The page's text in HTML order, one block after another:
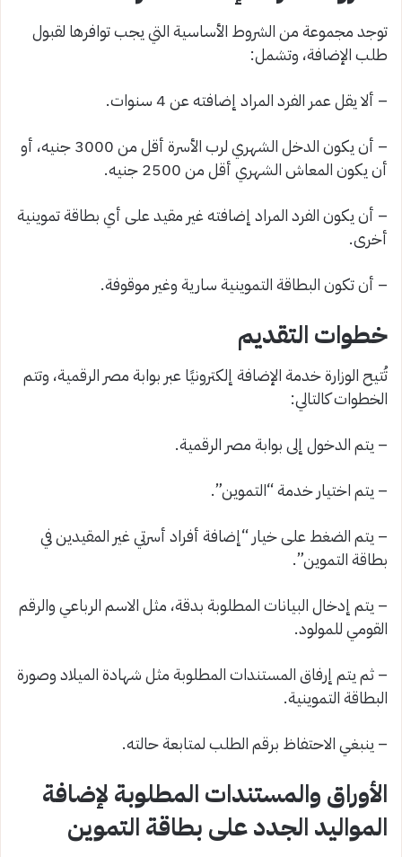
توجد مجموعة من الشروط الأساسية التي يجب توافرها لقبول
طلب الإضافة، وتشمل:
– ألا يقل عمر الفرد المراد إضافته عن 4 سنوات.
– أن يكون الدخل الشهري لرب الأسرة أقل من 3000 جنيه، أو
أن يكون المعاش الشهري أقل من 2500 جنيه.
– أن يكون الفرد المراد إضافته غير مقيد على أي بطاقة تموينية
أخرى.
– أن تكون البطاقة التموينية سارية وغير موقوفة.
خطوات التقديم
تُتيح الوزارة خدمة الإضافة إلكترونيًا عبر بوابة مصر الرقمية، وتتم
الخطوات كالتالي:
– يتم الدخول إلى بوابة مصر الرقمية.
– يتم اختيار خدمة “التموين”.
– يتم الضغط على خيار “إضافة أفراد أسرتي غير المقيدين في
بطاقة التموين”.
– يتم إدخال البيانات المطلوبة بدقة، مثل الاسم الرباعي والرقم
القومي للمولود.
– ثم يتم إرفاق المستندات المطلوبة مثل شهادة الميلاد وصورة
البطاقة التموينية.
– ينبغي الاحتفاظ برقم الطلب لمتابعة حالته.
الأوراق والمستندات المطلوبة لإضافة
المواليد الجدد على بطاقة التموين